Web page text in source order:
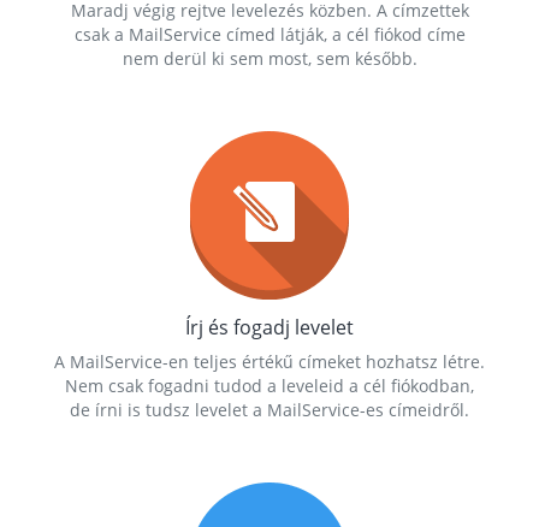
Maradj végig rejtve levelezés közben. A címzettek
csak a MailService címed látják, a cél fiókod címe
nem derül ki sem most, sem később.
Írj és fogadj levelet
A MailService-en teljes értékű címeket hozhatsz létre.
Nem csak fogadni tudod a leveleid a cél fiókodban,
de írni is tudsz levelet a MailService-es címeidről.